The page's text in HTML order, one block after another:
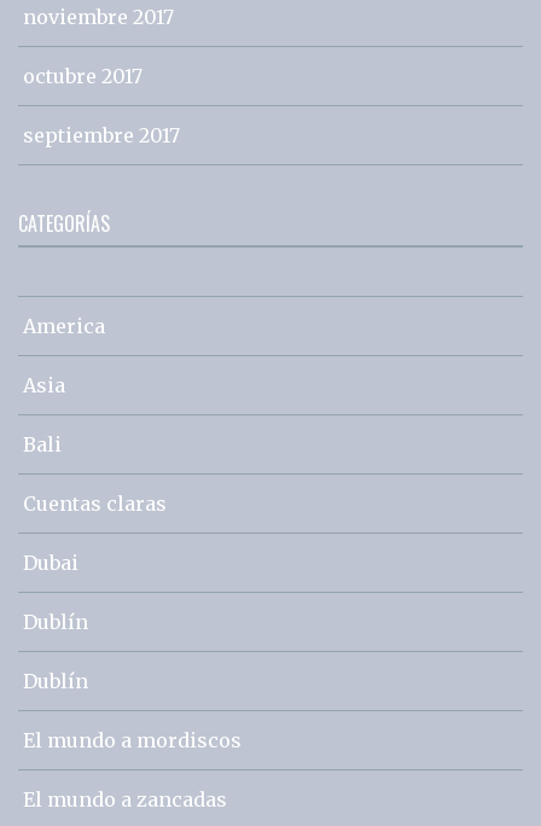
noviembre 2017
octubre 2017
septiembre 2017
CATEGORÍAS
America
Asia
Bali
Cuentas claras
Dubai
Dublín
Dublín
El mundo a mordiscos
El mundo a zancadas